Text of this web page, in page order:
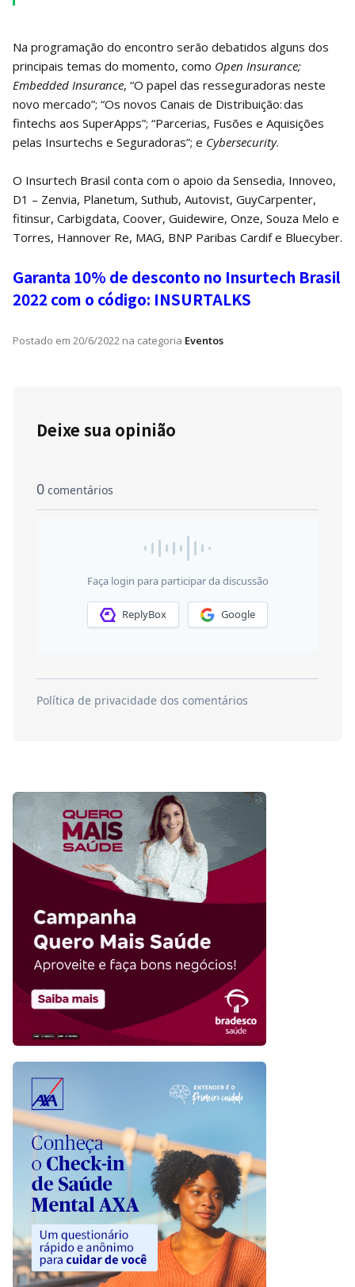
Na programação do encontro serão debatidos alguns dos
principais temas do momento, como Open Insurance;
Embedded Insurance, “O papel das resseguradoras neste
novo mercado”; “Os novos Canais de Distribuição: das
fintechs aos SuperApps”; “Parcerias, Fusões e Aquisições
pelas Insurtechs e Seguradoras”; e Cybersecurity.
O Insurtech Brasil conta com o apoio da Sensedia, Innoveo,
D1 – Zenvia, Planetum, Suthub, Autovist, GuyCarpenter,
fitinsur, Carbigdata, Coover, Guidewire, Onze, Souza Melo e
Torres, Hannover Re, MAG, BNP Paribas Cardif e Bluecyber.
Garanta 10% de desconto no Insurtech Brasil
2022 com o código: INSURTALKS
Postado em 20/6/2022 na categoria Eventos
Deixe sua opinião